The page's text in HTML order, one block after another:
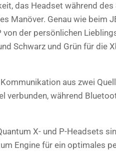
das Headset während des
Manöver. Genau wie beim
der persönlichen
Schwarz und Grün für die
aus zwei
verbunden, während
X- und P-Headsets
Engine für ein optimales